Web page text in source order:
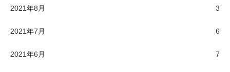
2021年8月 3
2021年7月 6
2021年6月 7